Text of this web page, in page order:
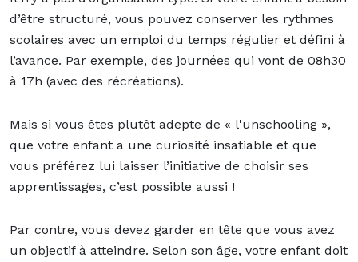
d’être structuré, vous pouvez conserver les rythmes
scolaires avec un emploi du temps régulier et défini à
l’avance. Par exemple, des journées qui vont de 08h30
à 17h (avec des récréations).
Mais si vous êtes plutôt adepte de « l'unschooling »,
que votre enfant a une curiosité insatiable et que
vous préférez lui laisser l’initiative de choisir ses
apprentissages, c’est possible aussi !
Par contre, vous devez garder en tête que vous avez
un objectif à atteindre. Selon son âge, votre enfant doit